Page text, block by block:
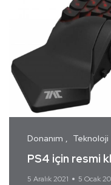
Donanım Teknoloji
PS4 için resmi
5 Aralık 2021 5 Ocak